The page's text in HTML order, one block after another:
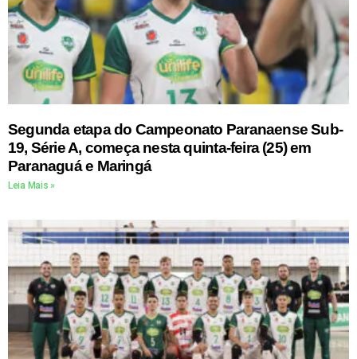
Segunda etapa do Campeonato Paranaense Sub-
19, Série A, começa nesta quinta-feira (25) em
Paranaguá e Maringá
Leia Mais »